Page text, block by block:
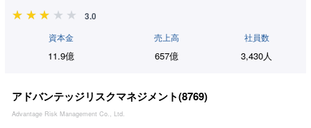
3.0
資本金
11.9億
売上高
657億
社員数
3,430人
アドバンテッジリスクマネジメント(8769)
Advantage Risk Management Co., Ltd.